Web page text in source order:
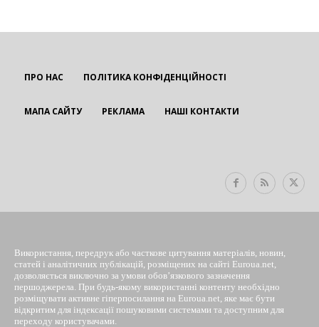
ПРО НАС ПОЛІТИКА КОНФІДЕНЦІЙНОСТІ
МАПА САЙТУ РЕКЛАМА НАШІ КОНТАКТИ
Використання, передрук або часткове цитування матеріалів, новин,
статей і аналітичних публікацій, розміщених на сайті Euroua.net,
дозволяється виключно за умови обов’язкового зазначення
першоджерела. При будь-якому використанні контенту необхідно
розміщувати активне гіперпосилання на Euroua.net, яке має бути
відкритим для індексації пошуковими системами та доступним для
переходу користувачами.